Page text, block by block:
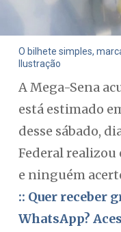
O bilhete simples,
Ilustração
A Mega-Sena
está estimado
desse sábado,
Federal realizou
e ninguém
:: Quer receber
WhatsApp?